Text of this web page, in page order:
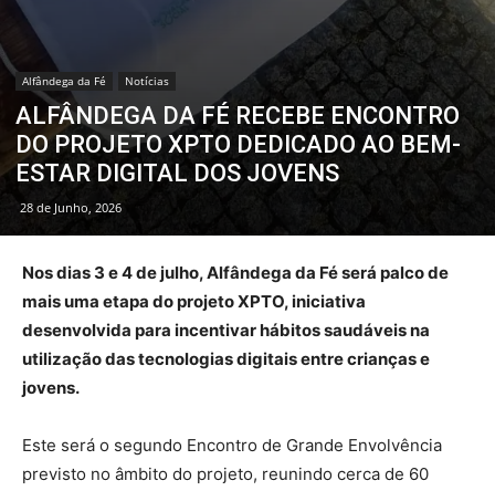
Alfândega da Fé Notícias
ALFÂNDEGA DA FÉ RECEBE ENCONTRO
DO PROJETO XPTO DEDICADO AO BEM-
ESTAR DIGITAL DOS JOVENS
28 de Junho, 2026
Nos dias 3 e 4 de julho, Alfândega da Fé será palco de
mais uma etapa do projeto XPTO, iniciativa
desenvolvida para incentivar hábitos saudáveis na
utilização das tecnologias digitais entre crianças e
jovens.
Este será o segundo Encontro de Grande Envolvência
previsto no âmbito do projeto, reunindo cerca de 60